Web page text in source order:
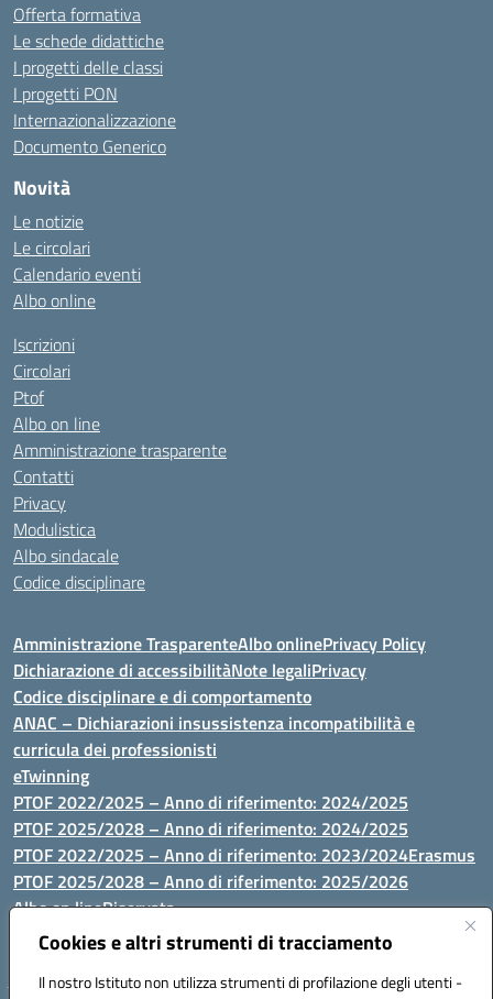
Cookies e altri strumenti di tracciamento
Il nostro Istituto non utilizza strumenti di profilazione degli utenti -
Offerta formativa
Le schede didattiche
I progetti delle classi
I progetti PON
Internazionalizzazione
Documento Generico
Novità
Le notizie
Le circolari
Calendario eventi
Albo online
Iscrizioni
Circolari
Ptof
Albo on line
Amministrazione trasparente
Contatti
Privacy
Modulistica
Albo sindacale
Codice disciplinare
Amministrazione TrasparenteAlbo onlinePrivacy Policy
Dichiarazione di accessibilitàNote legaliPrivacy
Codice disciplinare e di comportamento
ANAC – Dichiarazioni insussistenza incompatibilità e
curricula dei professionisti
eTwinning
PTOF 2022/2025 – Anno di riferimento: 2024/2025
PTOF 2025/2028 – Anno di riferimento: 2024/2025
PTOF 2022/2025 – Anno di riferimento: 2023/2024Erasmus
PTOF 2025/2028 – Anno di riferimento: 2025/2026
Albo on lineRiservata
P.N. Dotazione di attrezzature per le palestre